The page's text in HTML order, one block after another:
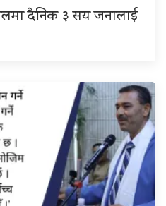
दैनिक ३ सय जनालाई